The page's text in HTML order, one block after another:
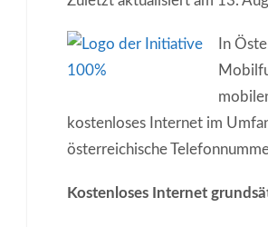
In
kostenloses Internet im
österreichische
Kostenloses Internet